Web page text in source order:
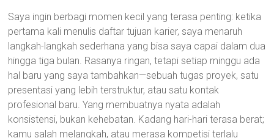
Saya ingin berbagi momen kecil yang terasa penting: ketika
pertama kali menulis daftar tujuan karier, saya menaruh
langkah-langkah sederhana yang bisa saya capai dalam dua
hingga tiga bulan. Rasanya ringan, tetapi setiap minggu ada
hal baru yang saya tambahkan—sebuah tugas proyek, satu
presentasi yang lebih terstruktur, atau satu kontak
profesional baru. Yang membuatnya nyata adalah
konsistensi, bukan kehebatan. Kadang hari-hari terasa berat;
kamu salah melangkah, atau merasa kompetisi terlalu